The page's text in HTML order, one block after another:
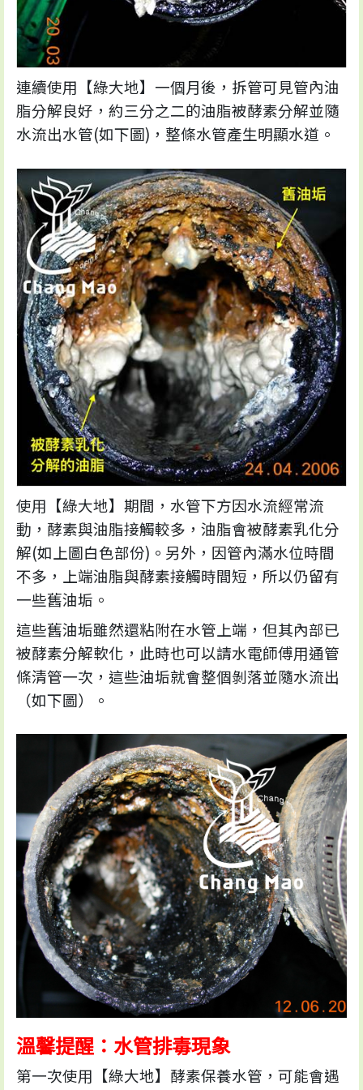
連續使用【綠大地】一個月後，拆管可見管內油
脂分解良好，約三分之二的油脂被酵素分解並隨
水流出水管(如下圖)，整條水管產生明顯水道。
使用【綠大地】期間，水管下方因水流經常流
動，酵素與油脂接觸較多，油脂會被酵素乳化分
解(如上圖白色部份)。另外，因管內滿水位時間
不多，上端油脂與酵素接觸時間短，所以仍留有
一些舊油垢。
這些舊油垢雖然還粘附在水管上端，但其內部已
被酵素分解軟化，此時也可以請水電師傅用通管
條清管一次，這些油垢就會整個剝落並隨水流出
（如下圖）。
溫馨提醒：水管排毒現象
第一次使用【綠大地】酵素保養水管，可能會遇